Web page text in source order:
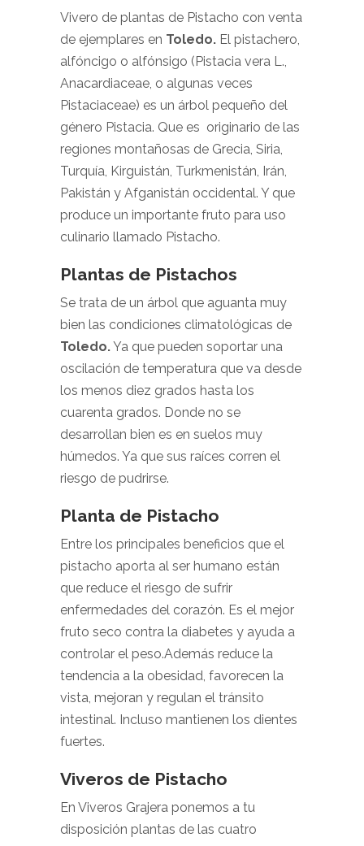
Vivero de plantas de Pistacho con venta
de ejemplares en Toledo. El pistachero,
alfóncigo o alfónsigo (Pistacia vera L.,
Anacardiaceae, o algunas veces
Pistaciaceae) es un árbol pequeño del
género Pistacia. Que es originario de las
regiones montañosas de Grecia, Siria,
Turquía, Kirguistán, Turkmenistán, Irán,
Pakistán y Afganistán occidental. Y que
produce un importante fruto para uso
culinario llamado Pistacho.
Plantas de Pistachos
Se trata de un árbol que aguanta muy
bien las condiciones climatológicas de
Toledo.Ya que pueden soportar una
oscilación de temperatura que va desde
los menos diez grados hasta los
cuarenta grados. Donde no se
desarrollan bien es en suelos muy
húmedos. Ya que sus raíces corren el
riesgo de pudrirse.
Planta de Pistacho
Entre los principales beneficios que el
pistacho aporta al ser humano están
que reduce el riesgo de sufrir
enfermedades del corazón. Es el mejor
fruto seco contra la diabetes y ayuda a
controlar el peso.Además reduce la
tendencia a la obesidad, favorecen la
vista, mejoran y regulan el tránsito
intestinal. Incluso mantienen los dientes
fuertes.
Viveros de Pistacho
En Viveros Grajera ponemos a tu
disposición plantas de las cuatro